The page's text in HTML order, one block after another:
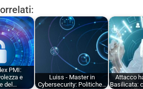
PMI:
e
del…
Luiss - Master in
Cybersecurity: Politiche…
Attacco
Basilicata: